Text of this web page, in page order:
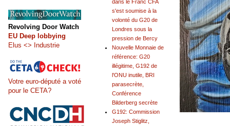
dans le Franc CFA
s'est soumise à la
volonté du G20 de
Londres sous la
pression de Bercy
Nouvelle Monnaie de
référence: G20
illégitime, G192 de
l'ONU inutile, BRI
parasecrète,
Conférence
Bilderberg secrète
G192: Commission
Joseph Stiglitz,
Revolving Door Watch
EU Deep lobbying
Elus <> Industrie
Votre euro-député a voté
pour le CETA?